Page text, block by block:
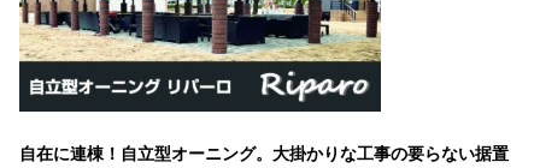
自在に連棟！自立型オーニング。大掛かりな工事の要らない据置